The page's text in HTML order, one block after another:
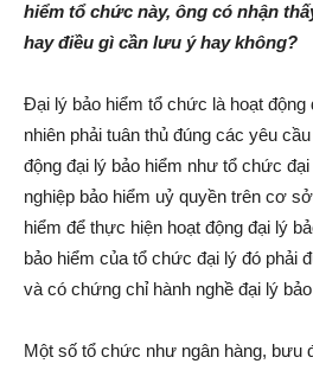
hiểm tổ chức này, ông có nhận
hay điều gì cần lưu ý hay không?
Đại lý bảo hiểm tổ chức là hoạt
nhiên phải tuân thủ đúng các yêu
động đại lý bảo hiểm như tổ chức
nghiệp bảo hiểm uỷ quyền trên cơ
hiểm để thực hiện hoạt động đại lý
bảo hiểm của tổ chức đại lý đó phải
và có chứng chỉ hành nghề đại lý
Một số tổ chức như ngân hàng, bưu